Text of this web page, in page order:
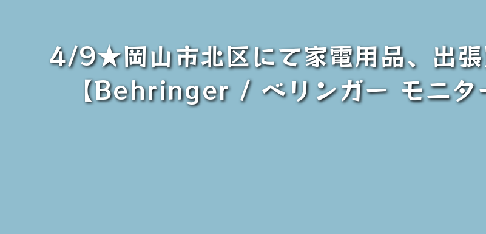
4/9★岡山市北区にて家電用品、出張
【Behringer / べリンガー モニタ